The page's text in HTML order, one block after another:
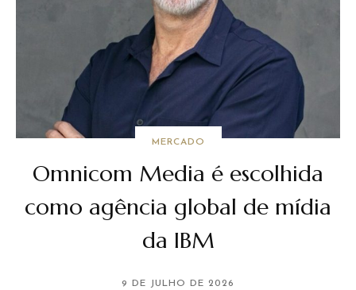
MERCADO
Omnicom Media é escolhida
como agência global de mídia
da IBM
9 DE JULHO DE 2026